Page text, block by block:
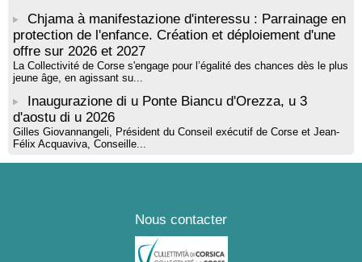
Chjama à manifestazione d'interessu : Parrainage en
protection de l'enfance. Création et déploiement d'une
offre sur 2026 et 2027
La Collectivité de Corse s'engage pour l’égalité des chances dès le plus
jeune âge, en agissant su...
Inaugurazione di u Ponte Biancu d'Orezza, u 3
d'aostu di u 2026
Gilles Giovannangeli, Président du Conseil exécutif de Corse et Jean-
Félix Acquaviva, Conseille...
Nous contacter